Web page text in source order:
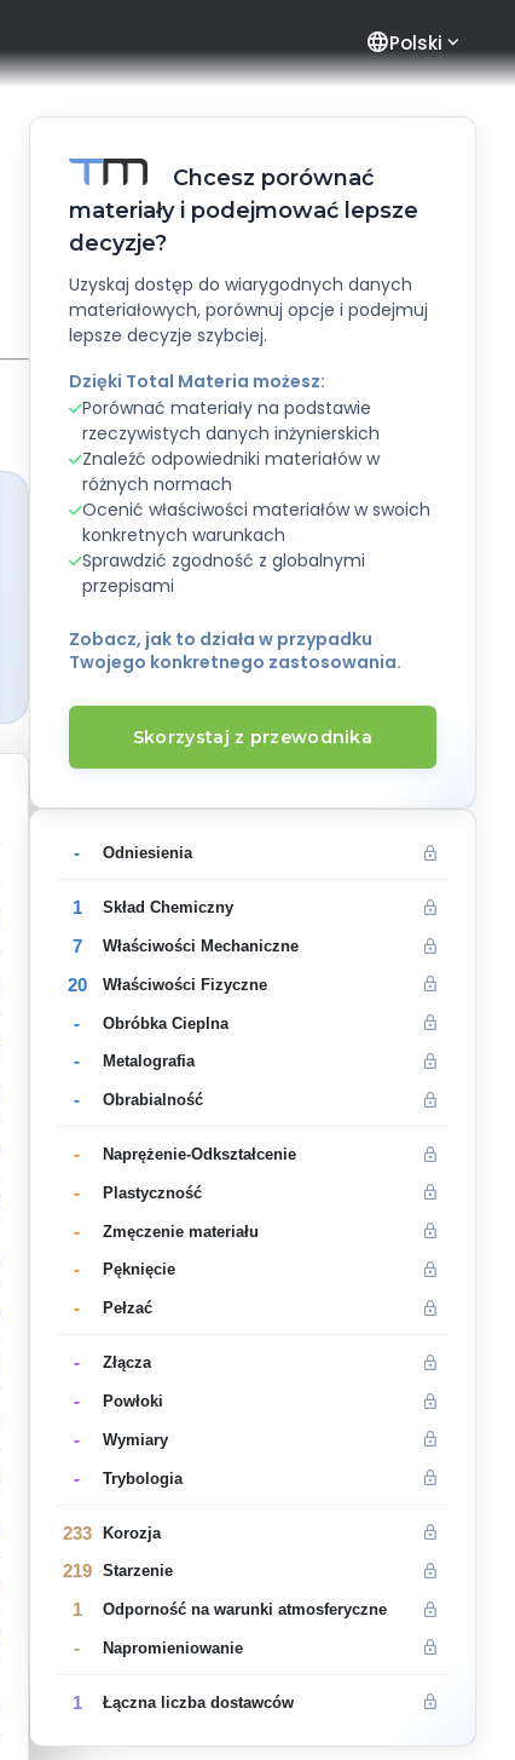
languagePolski
Chcesz porównać
materiały i podejmować lepsze
decyzje?
Uzyskaj dostęp do wiarygodnych danych
materiałowych, porównuj opcje i podejmuj
lepsze decyzje szybciej.
Dzięki Total Materia możesz:
Porównać materiały na podstawie
rzeczywistych danych inżynierskich
Znaleźć odpowiedniki materiałów w
różnych normach
Ocenić właściwości materiałów w swoich
konkretnych warunkach
Sprawdzić zgodność z globalnymi
przepisami
Zobacz, jak to działa w przypadku
Twojego konkretnego zastosowania.
Skorzystaj z przewodnika
- Odniesienia
1 Skład Chemiczny
7 Właściwości Mechaniczne
20 Właściwości Fizyczne
- Obróbka Cieplna
- Metalografia
- Obrabialność
- Naprężenie-Odkształcenie
- Plastyczność
- Zmęczenie materiału
- Pęknięcie
- Pełzać
- Złącza
- Powłoki
- Wymiary
- Trybologia
233 Korozja
219 Starzenie
1 Odporność na warunki atmosferyczne
- Napromieniowanie
1 Łączna liczba dostawców